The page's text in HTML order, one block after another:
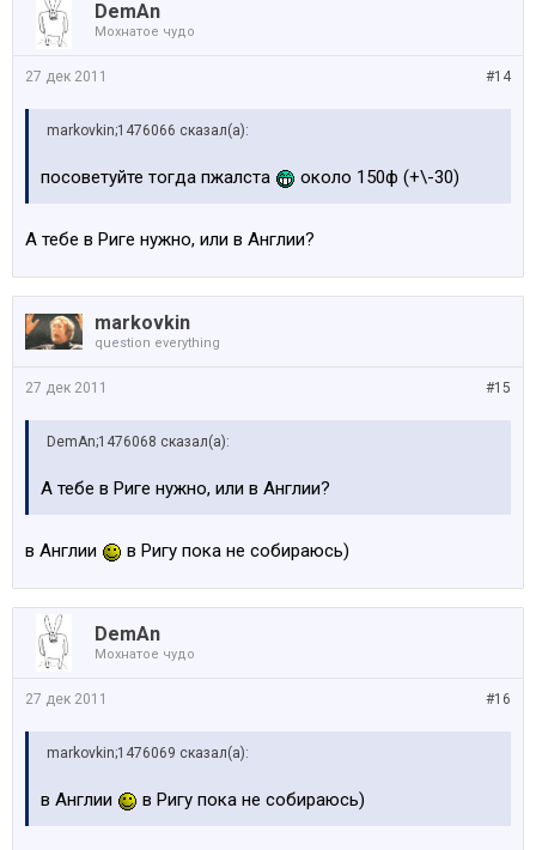
DemAn
Мохнатое чудо
#14
27 дек 2011
markovkin;1476066 сказал(а):
посоветуйте тогда пжалста около 150ф (+\-30)
А тебе в Риге нужно, или в Англии?
markovkin
question everything
#15
27 дек 2011
DemAn;1476068 сказал(а):
А тебе в Риге нужно, или в Англии?
в Англии в Ригу пока не собираюсь)
DemAn
Мохнатое чудо
#16
27 дек 2011
markovkin;1476069 сказал(а):
в Англии в Ригу пока не собираюсь)